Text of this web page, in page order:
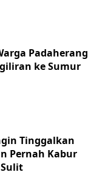
Padaherang
ke Sumur
Tinggalkan
Pernah Kabur